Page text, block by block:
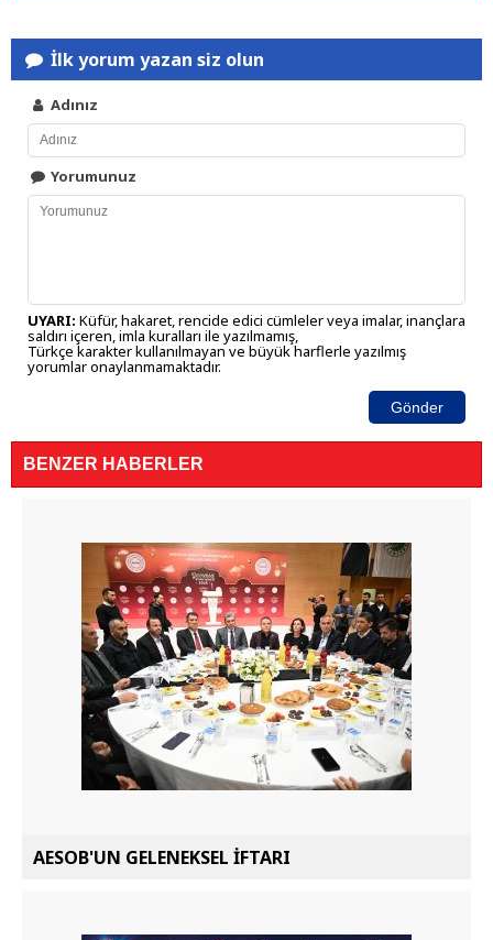
İlk yorum yazan siz olun
Adınız
Yorumunuz
UYARI: Küfür, hakaret, rencide edici cümleler veya imalar, inançlara
saldırı içeren, imla kuralları ile yazılmamış,
Türkçe karakter kullanılmayan ve büyük harflerle yazılmış
yorumlar onaylanmamaktadır.
Gönder
BENZER HABERLER
AESOB'UN GELENEKSEL İFTARI